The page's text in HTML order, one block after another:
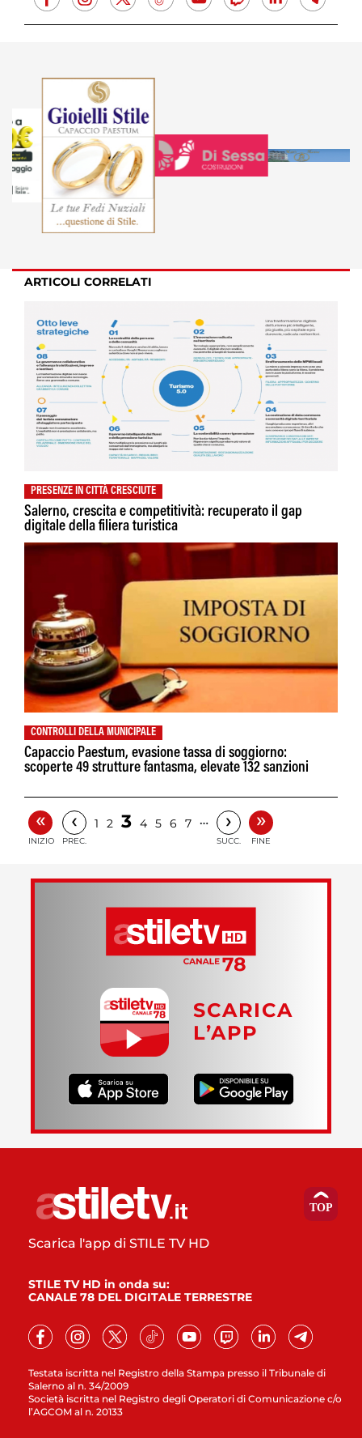
ARTICOLI CORRELATI
PRESENZE IN CITTÀ CRESCIUTE
Salerno, crescita e competitività: recuperato il gap
digitale della filiera turistica
CONTROLLI DELLA MUNICIPALE
Capaccio Paestum, evasione tassa di soggiorno:
scoperte 49 strutture fantasma, elevate 132 sanzioni
«
INIZIO
‹
PREC.
1 2 3 4 5 6 7 … ›
SUCC.
»
FINE
SCARICA
L’APP
Testata iscritta nel Registro della Stampa presso il Tribunale di
Salerno al n. 34/2009
Società iscritta nel Registro degli Operatori di Comunicazione c/o
l’AGCOM al n. 20133
Scarica l'app di STILE TV HD
STILE TV HD in onda su:
CANALE 78 DEL DIGITALE TERRESTRE